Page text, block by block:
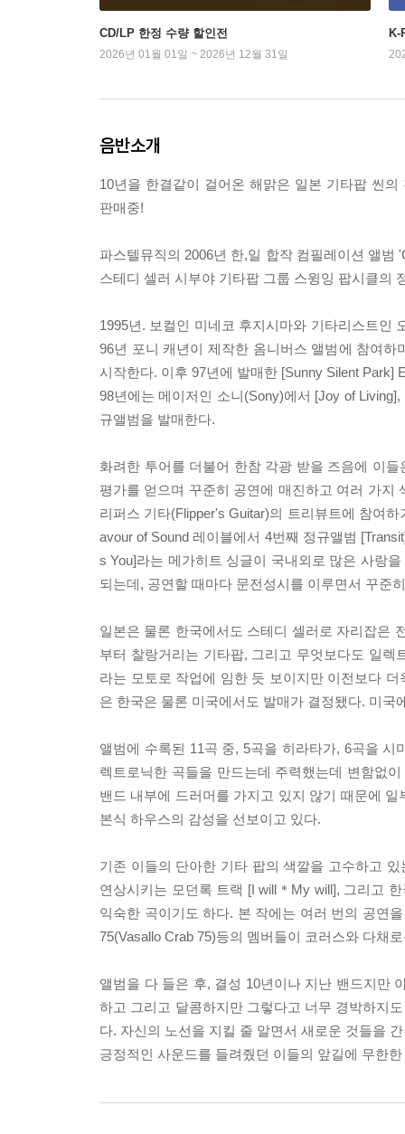
CD/LP 한정 수량 할인전
2026년 01월 01일 ~ 2026년 12월 31일
K-
음반소개
10년을 한결같이 걸어온 해맑은 일본 기타팝 씬
판매중!
파스텔뮤직의 2006년 한,일 합작 컴필레이션 앨
스테디 셀러 시부야 기타팝 그룹 스윙잉 팝시클의
1995년. 보컬인 미네코 후지시마와 기타리스트인
96년 포니 캐년이 제작한 옴니버스 앨범에 참여
시작한다. 이후 97년에 발매한 [Sunny Silent
98년에는 메이저인 소니(Sony)에서 [Joy of
규앨범을 발매한다.
화려한 투어를 더불어 한참 각광 받을 즈음에 이
평가를 얻으며 꾸준히 공연에 매진하고 여러 가지
리퍼스 기타(Flipper's Guitar)의 트리뷰트에 참여
avour of Sound 레이블에서 4번째 정규앨범
s You]라는 메가히트 싱글이 국내외로 많은 사랑
되는데, 공연할 때마다 문전성시를 이루면서 꾸준
일본은 물론 한국에서도 스테디 셀러로 자리잡은
부터 찰랑거리는 기타팝, 그리고 무엇보다도 일
라는 모토로 작업에 임한 듯 보이지만 이전보다
은 한국은 물론 미국에서도 발매가 결정됐다. 미
앨범에 수록된 11곡 중, 5곡을 히라타가, 6곡을
렉트로닉한 곡들을 만드는데 주력했는데 변함없
밴드 내부에 드러머를 가지고 있지 않기 때문에
본식 하우스의 감성을 선보이고 있다.
기존 이들의 단아한 기타 팝의 색깔을 고수하고
연상시키는 모던록 트랙 [I will＊My will], 그리고
익숙한 곡이기도 하다. 본 작에는 여러 번의 공연
75(Vasallo Crab 75)등의 멤버들이 코러스와 다채
앨범을 다 들은 후, 결성 10년이나 지난 밴드지만
하고 그리고 달콤하지만 그렇다고 너무 경박하지
다. 자신의 노선을 지킬 줄 알면서 새로운 것들을
긍정적인 사운드를 들려줬던 이들의 앞길에 무한